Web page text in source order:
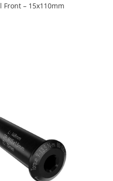
Front – 15x110mm